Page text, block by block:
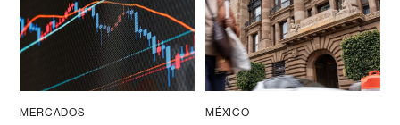
MERCADOS MÉXICO